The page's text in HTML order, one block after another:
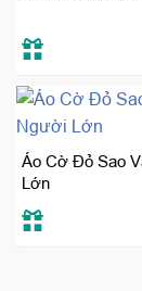
Áo Cờ Đỏ Sao
Lớn